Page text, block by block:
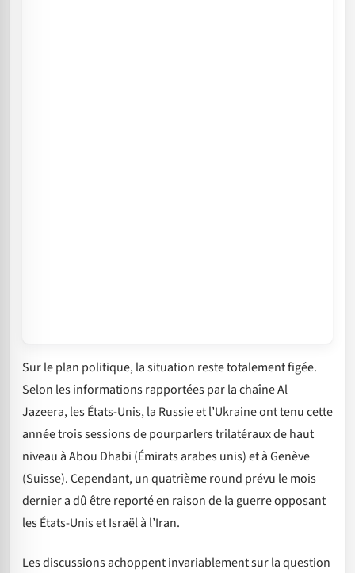
Sur le plan politique, la situation reste totalement figée.
Selon les informations rapportées par la chaîne Al
Jazeera, les États-Unis, la Russie et l’Ukraine ont tenu cette
année trois sessions de pourparlers trilatéraux de haut
niveau à Abou Dhabi (Émirats arabes unis) et à Genève
(Suisse). Cependant, un quatrième round prévu le mois
dernier a dû être reporté en raison de la guerre opposant
les États-Unis et Israël à l’Iran.
Les discussions achoppent invariablement sur la question